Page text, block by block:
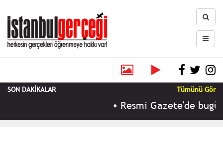
SON DAKİKALAR Tümünü Gör
Resmi Gazete'de bugün